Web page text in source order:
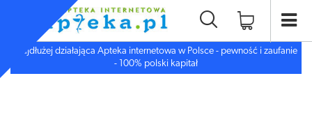
Najdłużej działająca Apteka internetowa w Polsce - pewność i zaufanie
- 100% polski kapitał